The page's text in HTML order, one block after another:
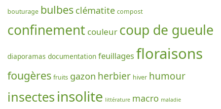
bouturage bulbes clématite compost
confinement couleur coup de gueule
diaporamas documentation feuillagesfloraisons
fougères fruits gazon herbier hiver humour
insectes insolite littérature macro maladie